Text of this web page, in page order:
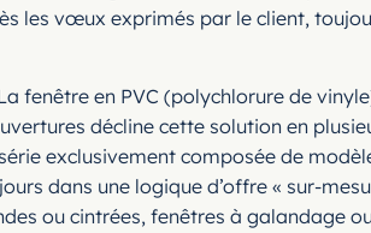
les vœux exprimés par le client,
fenêtre en PVC (polychlorure de
décline cette solution en
exclusivement composée de
dans une logique d’offre « sur-
ou cintrées, fenêtres à galandage